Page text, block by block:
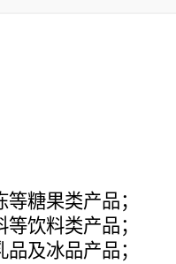
糖果类产品；
饮料类产品；
及冰品产品；